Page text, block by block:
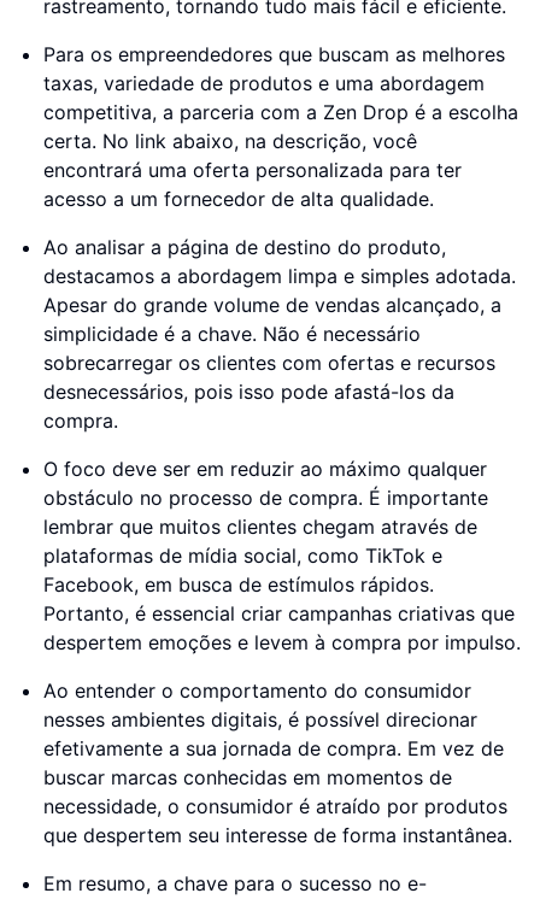
rastreamento, tornando tudo mais fácil e eficiente.
Para os empreendedores que buscam as melhores
taxas, variedade de produtos e uma abordagem
competitiva, a parceria com a Zen Drop é a escolha
certa. No link abaixo, na descrição, você
encontrará uma oferta personalizada para ter
acesso a um fornecedor de alta qualidade.
Ao analisar a página de destino do produto,
destacamos a abordagem limpa e simples adotada.
Apesar do grande volume de vendas alcançado, a
simplicidade é a chave. Não é necessário
sobrecarregar os clientes com ofertas e recursos
desnecessários, pois isso pode afastá-los da
compra.
O foco deve ser em reduzir ao máximo qualquer
obstáculo no processo de compra. É importante
lembrar que muitos clientes chegam através de
plataformas de mídia social, como TikTok e
Facebook, em busca de estímulos rápidos.
Portanto, é essencial criar campanhas criativas que
despertem emoções e levem à compra por impulso.
Ao entender o comportamento do consumidor
nesses ambientes digitais, é possível direcionar
efetivamente a sua jornada de compra. Em vez de
buscar marcas conhecidas em momentos de
necessidade, o consumidor é atraído por produtos
que despertem seu interesse de forma instantânea.
Em resumo, a chave para o sucesso no e-